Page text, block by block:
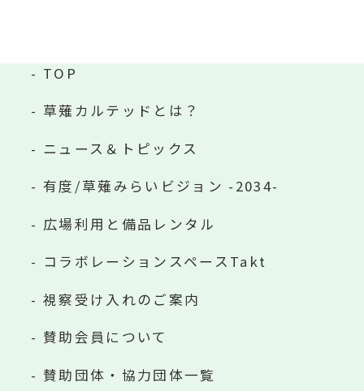
TOP
草薙カルテッドとは？
ニュース＆トピックス
有度/草薙みらいビジョン -2034-
広場利用と備品レンタル
コラボレーションスペースTakt
視察受け入れのご案内
賛助会員について
賛助団体・協力団体一覧